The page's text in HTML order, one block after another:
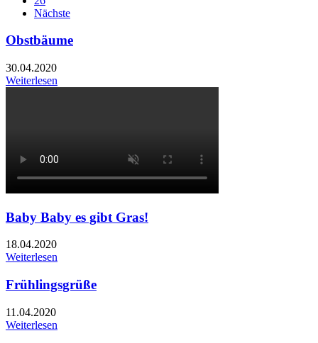
Nächste
Obstbäume
30.04.2020
Weiterlesen
Baby Baby es gibt Gras!
18.04.2020
Weiterlesen
Frühlingsgrüße
11.04.2020
Weiterlesen